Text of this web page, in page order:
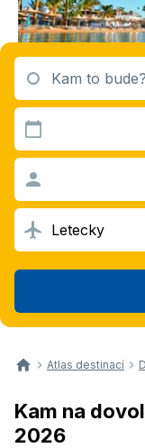
Kam to bude?
Letecky
Atlas destinací
Kam na
2026